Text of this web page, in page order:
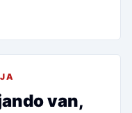
van,